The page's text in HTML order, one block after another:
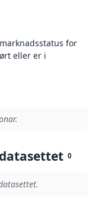
for
eller er i
0